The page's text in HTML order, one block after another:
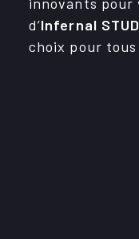
d’Infer­nal
choix pour